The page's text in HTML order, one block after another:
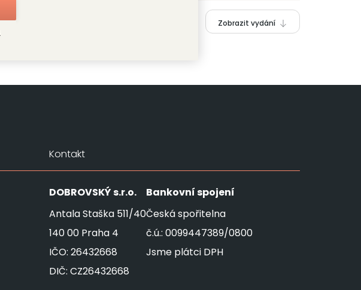
Zobrazit vydání
Kontakt
DOBROVSKÝs.r.o.
Antala Staška 511/40
140 00 Praha 4
IČO: 26432668
DIČ: CZ26432668
Bankovní spojení
Česká spořitelna
č.ú.: 0099447389/0800
Jsme plátci DPH